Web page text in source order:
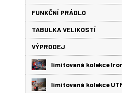
FUNKČNÍ PRÁDLO
TABULKA VELIKOSTÍ
VÝPRODEJ
limitovaná kolekce
limitovaná kolekce